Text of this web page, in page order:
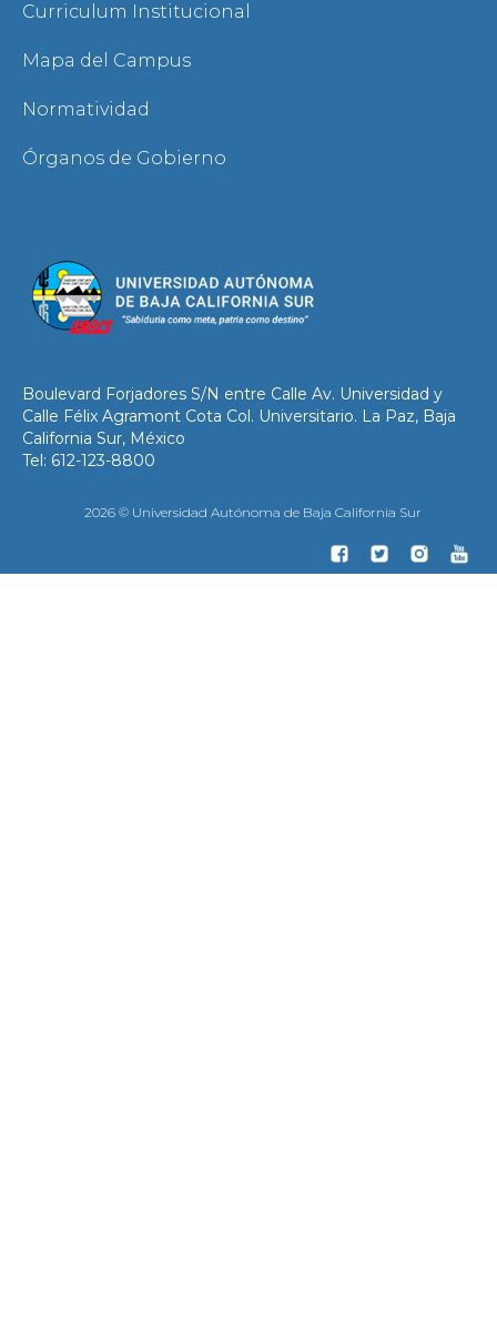
Curriculum Institucional
Mapa del Campus
Normatividad
Órganos de Gobierno
Boulevard Forjadores S/N entre Calle Av. Universidad y
Calle Félix Agramont Cota Col. Universitario. La Paz, Baja
California Sur, México
Tel: 612-123-8800
2026 © Universidad Autónoma de Baja California Sur